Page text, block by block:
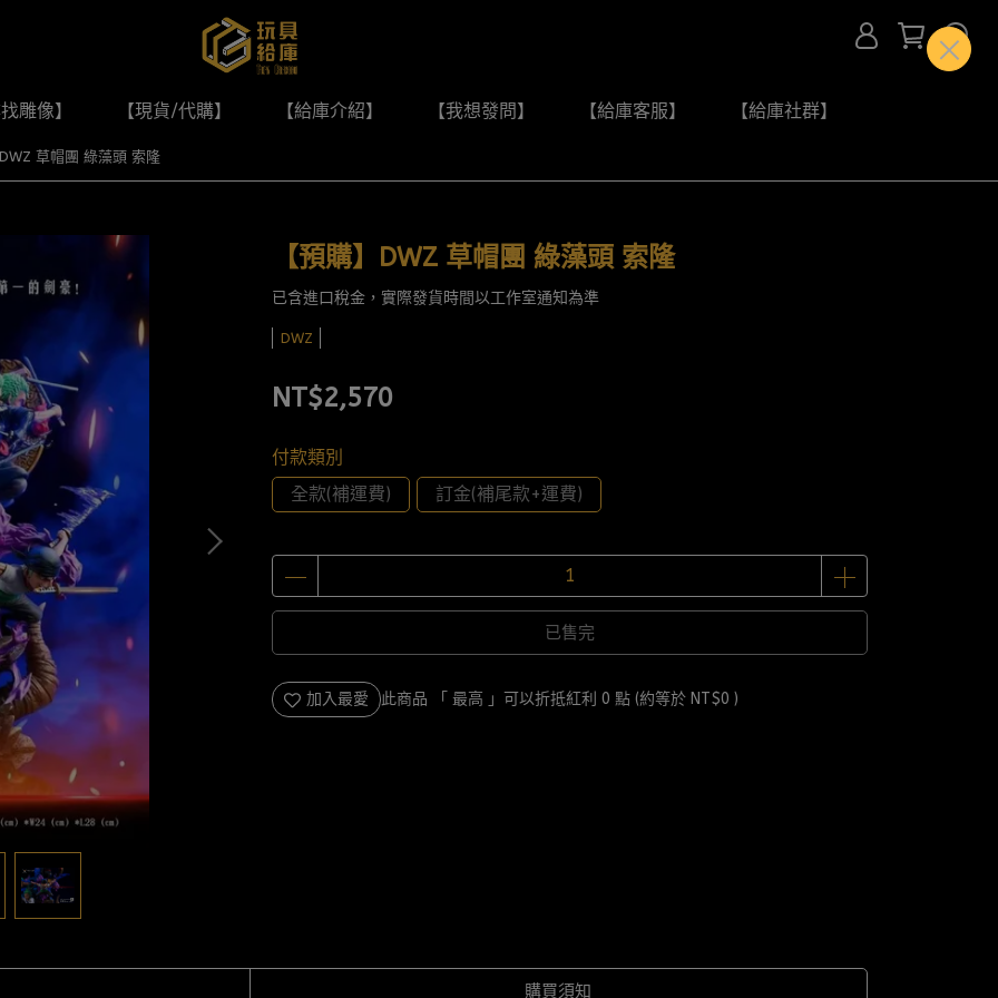
雕像】 【現貨/代購】 【給庫介紹】 【我想發問】 【給庫客服】 【給庫社群】
草帽團 綠藻頭 索隆
【預購】DWZ 草帽團 綠藻頭 索隆
已含進口稅金，實際發貨時間以工作室通知為準
DWZ
NT$2,570
付款類別
全款(補運費)
訂金(補尾款+運費)
已售完
加入最愛 此商品 「 最高 」可以折抵紅利 0 點 (約等於 NT$0 )
購買須知